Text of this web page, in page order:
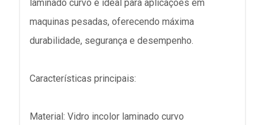
laminado curvo é ideal para aplicações em
maquinas pesadas, oferecendo máxima
durabilidade, segurança e desempenho.
Características principais:
Material: Vidro incolor laminado curvo